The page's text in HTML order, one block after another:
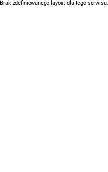
Brak zdefiniowanego layout dla tego serwisu.